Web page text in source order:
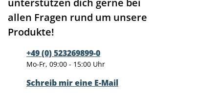
unterstützen dich gerne bei
allen Fragen rund um unsere
Produkte!
+49 (0) 523269899-0
Mo-Fr, 09:00 - 15:00 Uhr
Schreib mir eine E-Mail